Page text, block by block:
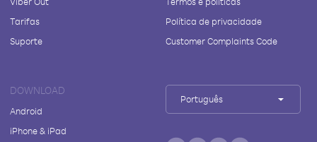
Tarifas
Suporte
Política de privacidade
Customer Complaints Code
DOWNLOAD
Android
iPhone & iPad
Português